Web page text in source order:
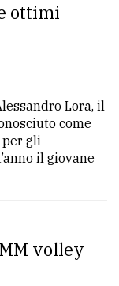
ottimi
Lora, il
come
per gli
il giovane
volley